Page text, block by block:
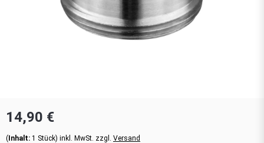
14,90 €
(Inhalt: 1 Stück) inkl. MwSt. zzgl. Versand